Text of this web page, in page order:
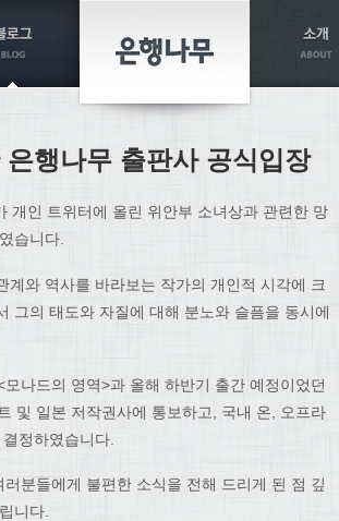
행나무 출판사 공식입장
개인 트위터에 올린 위안부 소녀상과 관련한 망
습니다.
와 역사를 바라보는 작가의 개인적 시각에 크
그의 태도와 자질에 대해 분노와 슬픔을 동시에
나드의 영역>과 올해 하반기 출간 예정이었던
및 일본 저작권사에 통보하고, 국내 온, 오프라
정하였습니다.
분들에게 불편한 소식을 전해 드리게 된 점 깊
니다.